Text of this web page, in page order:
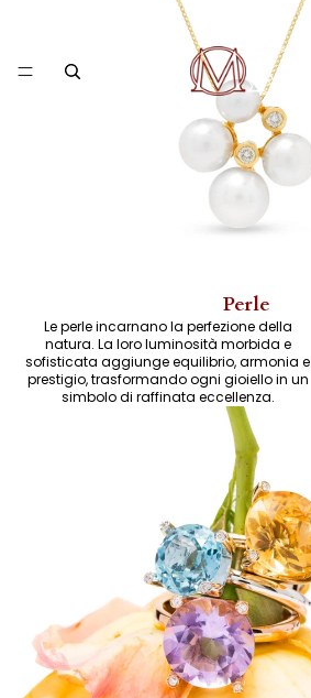
Perle
Le perle incarnano la perfezione della
natura. La loro luminosità morbida e
sofisticata aggiunge equilibrio, armonia e
prestigio, trasformando ogni gioiello in un
simbolo di raffinata eccellenza.